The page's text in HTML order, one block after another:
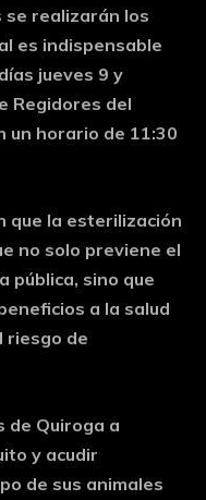
se realizarán los
es indispensable
jueves 9 y
Regidores del
un horario de 11:30
que la esterilización
no solo previene el
pública, sino que
a la salud
riesgo de
de Quiroga a
y acudir
de sus animales